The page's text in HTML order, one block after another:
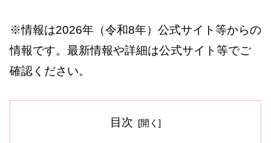
※情報は2026年（令和8年）公式サイト等からの
情報です。最新情報や詳細は公式サイト等でご
確認ください。
目次